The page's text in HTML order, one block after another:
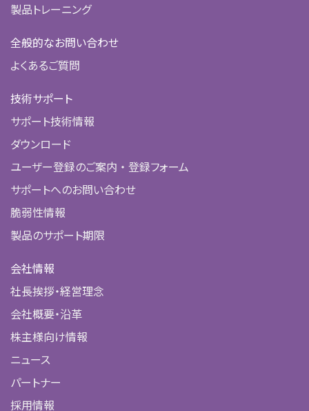
製品トレーニング
全般的なお問い合わせ
よくあるご質問
技術サポート
サポート技術情報
ダウンロード
ユーザー登録のご案内 ・ 登録フォーム
サポートへのお問い合わせ
脆弱性情報
製品のサポート期限
会社情報
社長挨拶・経営理念
会社概要・沿革
株主様向け情報
ニュース
パートナー
採用情報